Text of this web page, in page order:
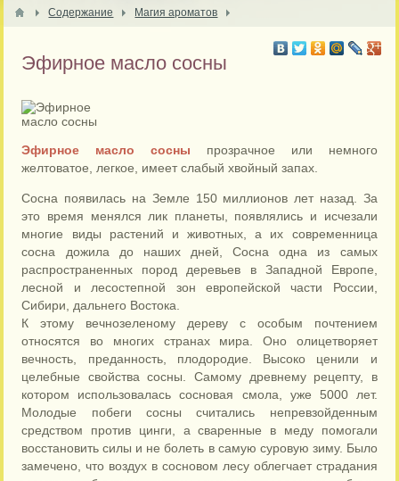
Содержание Магия ароматов
Эфирное масло сосны
Эфирное масло сосны прозрачное или немного
желтоватое, легкое, имеет слабый хвойный запах.
Сосна появилась на Земле 150 миллионов лет назад. За
это время менялся лик планеты, появлялись и исчезали
многие виды растений и животных, а их современница
сосна дожила до наших дней, Сосна одна из самых
распространенных пород деревьев в Западной Европе,
лесной и лесостепной зон европейской части России,
Сибири, дальнего Востока.
К этому вечнозеленому дереву с особым почтением
относятся во многих странах мира. Оно олицетворяет
вечность, преданность, плодородие. Высоко ценили и
целебные свойства сосны. Самому древнему рецепту, в
котором использовалась сосновая смола, уже 5000 лет.
Молодые побеги сосны считались непревзойденным
средством против цинги, а сваренные в меду помогали
восстановить силы и не болеть в самую суровую зиму. Было
замечено, что воздух в сосновом лесу облегчает страдания